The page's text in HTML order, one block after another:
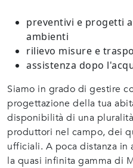
preventivi e progetti
ambienti
rilievo misure e
assistenza dopo
Siamo in grado di gestire
progettazione della tua
disponibilità di una
produttori nel campo, dei
ufficiali. A poca distanza in
la quasi infinita gamma di